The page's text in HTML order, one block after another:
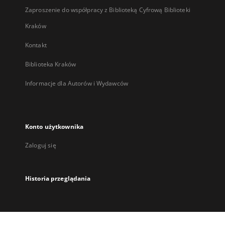
Zaproszenie do współpracy z Biblioteką Cyfrową Biblioteki
Kraków
Kontakt
Biblioteka Kraków
Informacje dla Autorów i Wydawców
Konto użytkownika
Zaloguj się
Historia przeglądania